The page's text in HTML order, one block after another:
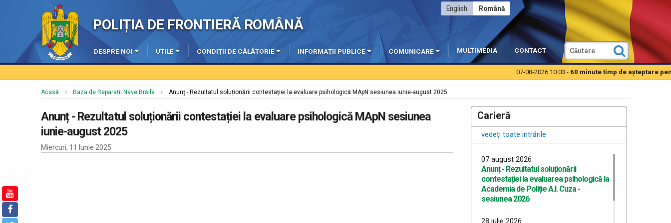
POLIȚIA DE FRONTIERĂ ROMÂNĂ
Română
English
DESPRE NOI UTILE CONDIȚII DE CĂLĂTORIE INFORMAȚII PUBLICE COMUNICARE MULTIMEDIA CONTACT
07-08-2026 10:03 -60 minute timp de aşteptare
Acasă Baza de Reparații Nave Brăila Anunț - Rezultatul soluționării contestației la evaluare psihologică MApN sesiunea iunie-august 2025
Anunț - Rezultatul soluționării contestației la evaluare psihologică MApN sesiunea
iunie-august 2025
Miercuri, 11 Iunie 2025
Carieră
vedeți toate intrările
07 august 2026
Anunț - Rezultatul soluționării
contestației la evaluarea psihologică la
Academia de Poliție A.I. Cuza -
sesiunea 2026
28 iulie 2026